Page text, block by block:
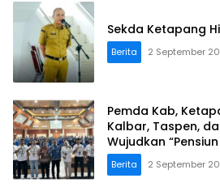
Sekda Ketapang
Berita 2 September
Pemda Kab,
Kalbar, Taspen,
Wujudkan
Berita 2 September